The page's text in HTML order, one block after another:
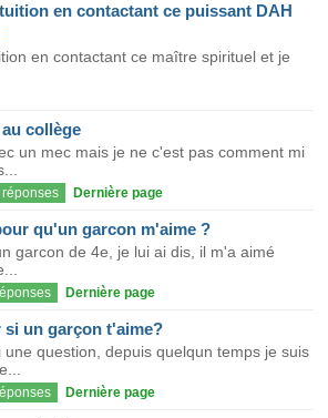
en contactant ce puissant DAH
en contactant ce maître spirituel et je
collège
un mec mais je ne c'est pas comment mi
réponses Dernière page
qu'un garcon m'aime ?
garcon de 4e, je lui ai dis, il m'a aimé
Dernière page
si un garçon t'aime?
une question, depuis quelqun temps je suis
Dernière page